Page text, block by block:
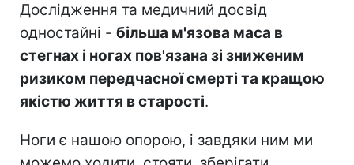
Дослідження та медичний досвід
одностайні - більша м'язова маса в
стегнах і ногах пов'язана зі зниженим
ризиком передчасної смерті та кращою
якістю життя в старості.
Ноги є нашою опорою, і завдяки ним ми